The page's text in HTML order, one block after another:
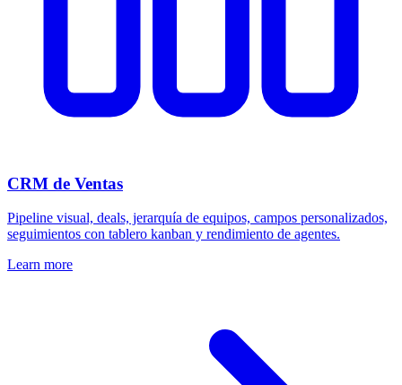
CRM de Ventas
Pipeline visual, deals, jerarquía de equipos, campos personalizados,
seguimientos con tablero kanban y rendimiento de agentes.
Learn more